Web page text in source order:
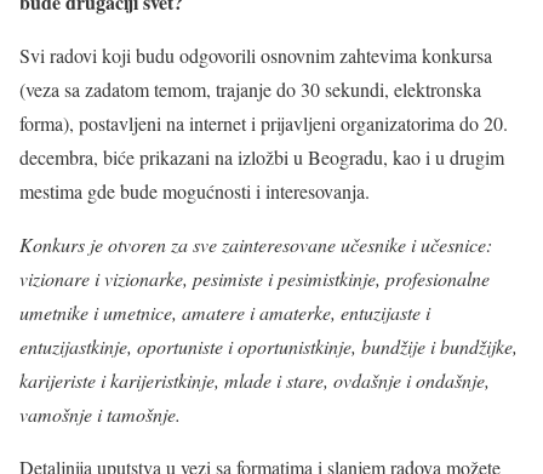
Svi radovi koji budu odgovorili osnovnim zahtevima konkursa
(veza sa zadatom temom, trajanje do 30 sekundi, elektronska
forma), postavljeni na internet i prijavljeni organizatorima do 20.
decembra, biće prikazani na izložbi u Beogradu, kao i u drugim
mestima gde bude mogućnosti i interesovanja.
Konkurs je otvoren za sve zainteresovane učesnike i učesnice:
vizionare i vizionarke, pesimiste i pesimistkinje, profesionalne
umetnike i umetnice, amatere i amaterke, entuzijaste i
entuzijastkinje, oportuniste i oportunistkinje, bundžije i bundžijke,
karijeriste i karijeristkinje, mlade i stare, ovdašnje i ondašnje,
vamošnje i tamošnje.
Detaljnija uputstva u vezi sa formatima i slanjem radova možete